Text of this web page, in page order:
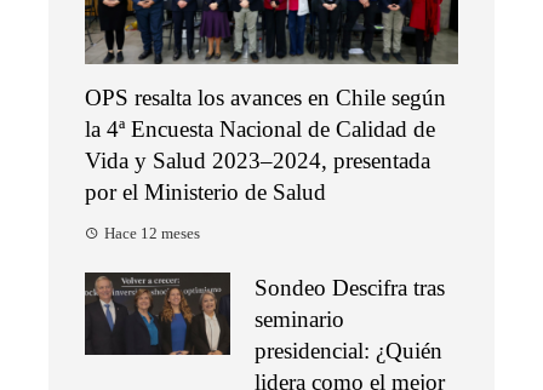
OPS resalta los avances en Chile según
la 4ª Encuesta Nacional de Calidad de
Vida y Salud 2023–2024, presentada
por el Ministerio de Salud
Hace 12 meses
Sondeo Descifra tras
seminario
presidencial: ¿Quién
lidera como el mejor